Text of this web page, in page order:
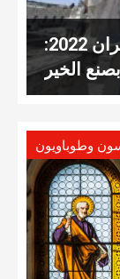
عناوين نشرة الثلاثاء 28 حزيران 2022:
بصنع الخير
وطوباويون